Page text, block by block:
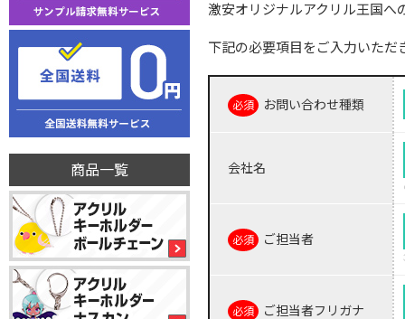
商品一覧
激安オリジナルアクリル王国へ
下記の必要項目をご入力いただ
お問い合わせ種類
会社名
ご担当者
ご担当者フリガナ